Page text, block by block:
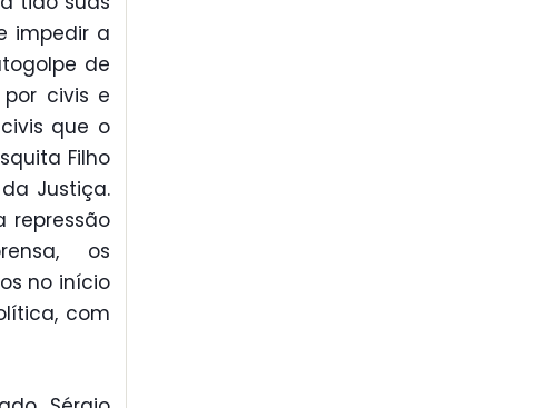
impedir a
de
civis e
que o
Filho
Justiça.
repressão
os
no início
com